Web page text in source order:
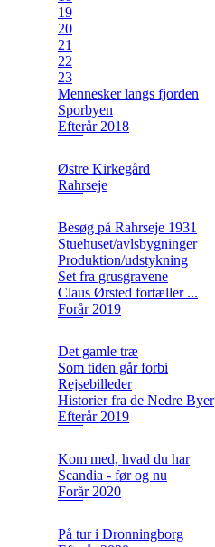
19
20
21
22
23
Mennesker langs fjorden
Sporbyen
Efterår 2018
Østre Kirkegård
Rahrseje
Besøg på Rahrseje 1931
Stuehuset/avlsbygninger
Produktion/udstykning
Set fra grusgravene
Claus Ørsted fortæller ...
Forår 2019
Det gamle træ
Som tiden går forbi
Rejsebilleder
Historier fra de Nedre Byer
Efterår 2019
Kom med, hvad du har
Scandia - før og nu
Forår 2020
På tur i Dronningborg